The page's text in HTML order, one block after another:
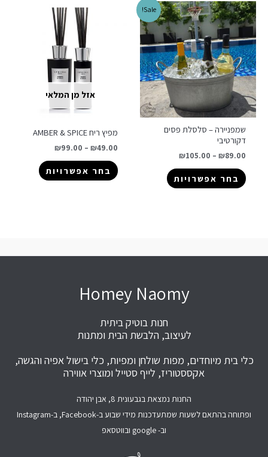
Sale!
שמפניירה – סלסלת פסים
דקורטיבי
₪89.00
–
₪105.00
בחר אפשרויות
אזל מן המלאי
מפיץ ריח AMBER & SPICE
₪49.00
–
₪99.00
בחר אפשרויות
Homey Naomy
חנות בוטיק ביתית
לעיצוב, הלבשת הבית ומתנות
כלי בית מיוחדים, מפות שולחן ומפיות, כלי בישול אפיה והגשה,
אקססטוריז, לייף סטייל ומוצרי אווירה
החנות נמצאת בגבעונית 8, אבן יהודה
ופתוחה בהתאם לשעות שמתעדכנות מידי שבוע ב-Facebook, ב-Instagram
וב- google ובווטסאפ